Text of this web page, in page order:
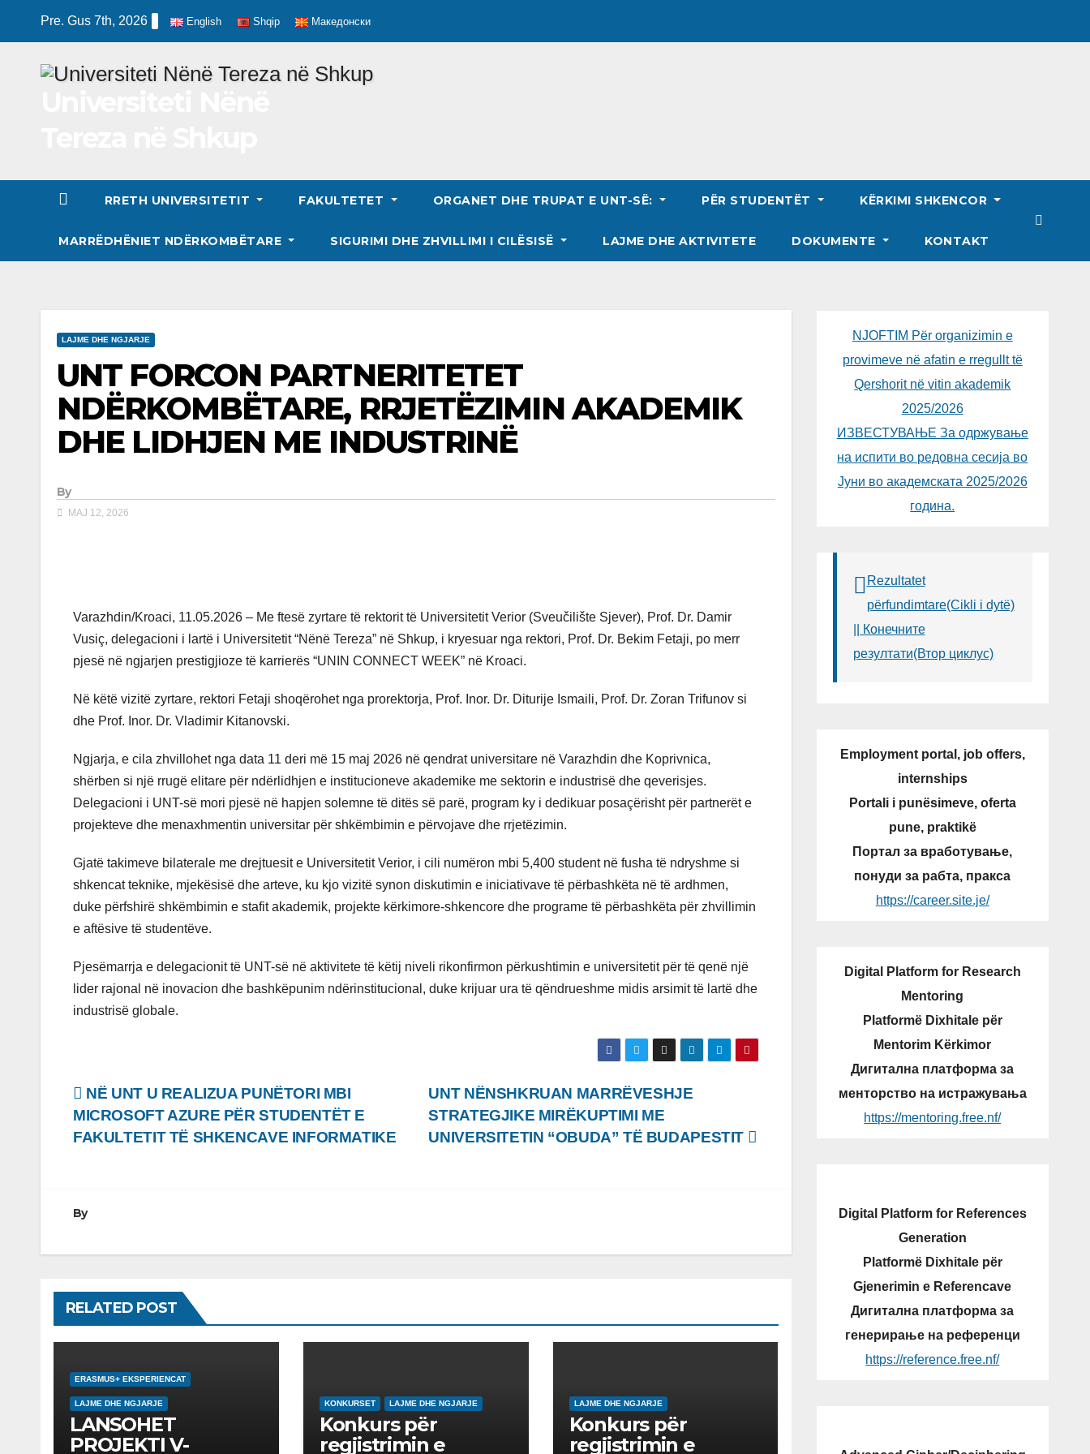
Pre. Gus 7th, 2026 English Shqip Македонски
RRETH UNIVERSITETIT FAKULTETET ORGANET DHE TRUPAT E UNT-SË: PËR STUDENTËT KËRKIMI SHKENCOR
MARRËDHËNIET NDËRKOMBËTARE SIGURIMI DHE ZHVILLIMI I CILËSISË LAJME DHE AKTIVITETE DOKUMENTE KONTAKT
LAJME DHE NGJARJE
UNT FORCON PARTNERITETET
NDËRKOMBËTARE, RRJETËZIMIN AKADEMIK
DHE LIDHJEN ME INDUSTRINË
By
MAJ 12, 2026
Varazhdin/Kroaci, 11.05.2026 – Me ftesë zyrtare të rektorit të Universitetit Verior (Sveučilište Sjever), Prof. Dr. Damir
Vusiç, delegacioni i lartë i Universitetit “Nënë Tereza” në Shkup, i kryesuar nga rektori, Prof. Dr. Bekim Fetaji, po merr
pjesë në ngjarjen prestigjioze të karrierës “UNIN CONNECT WEEK” në Kroaci.
Në këtë vizitë zyrtare, rektori Fetaji shoqërohet nga prorektorja, Prof. Inor. Dr. Diturije Ismaili, Prof. Dr. Zoran Trifunov si
dhe Prof. Inor. Dr. Vladimir Kitanovski.
Ngjarja, e cila zhvillohet nga data 11 deri më 15 maj 2026 në qendrat universitare në Varazhdin dhe Koprivnica,
shërben si një rrugë elitare për ndërlidhjen e institucioneve akademike me sektorin e industrisë dhe qeverisjes.
Delegacioni i UNT-së mori pjesë në hapjen solemne të ditës së parë, program ky i dedikuar posaçërisht për partnerët e
projekteve dhe menaxhmentin universitar për shkëmbimin e përvojave dhe rrjetëzimin.
Gjatë takimeve bilaterale me drejtuesit e Universitetit Verior, i cili numëron mbi 5,400 student në fusha të ndryshme si
shkencat teknike, mjekësisë dhe arteve, ku kjo vizitë synon diskutimin e iniciativave të përbashkëta në të ardhmen,
duke përfshirë shkëmbimin e stafit akademik, projekte kërkimore-shkencore dhe programe të përbashkëta për zhvillimin
e aftësive të studentëve.
Pjesëmarrja e delegacionit të UNT-së në aktivitete të këtij niveli rikonfirmon përkushtimin e universitetit për të qenë një
lider rajonal në inovacion dhe bashkëpunim ndërinstitucional, duke krijuar ura të qëndrueshme midis arsimit të lartë dhe
industrisë globale.
Lëvizje
te
UNT NËNSHKRUAN MARRËVESHJE
STRATEGJIKE MIRËKUPTIMI ME
UNIVERSITETIN “OBUDA” TË BUDAPESTIT
NË UNT U REALIZUA PUNËTORI MBI
MICROSOFT AZURE PËR STUDENTËT E
FAKULTETIT TË SHKENCAVE INFORMATIKE
By
RELATED POST
ERASMUS+ EKSPERIENCAT
LAJME DHE NGJARJE
LANSOHET
PROJEKTI V-
KONKURSET LAJME DHE NGJARJE
Konkurs për
regjistrimin e
LAJME DHE NGJARJE
Konkurs për
regjistrimin e
NJOFTIM Për organizimin e
provimeve në afatin e rregullt të
Qershorit në vitin akademik
2025/2026
ИЗВЕСТУВАЊЕ За одржување
на испити во редовна сесија во
Јуни во академската 2025/2026
година.
Rezultatet
përfundimtare(Cikli i dytë)
|| Конечните
резултати(Втор циклус)
Employment portal, job offers,
internships
Portali i punësimeve, oferta
pune, praktikë
Портал за вработување,
понуди за рабта, пракса
https://career.site.je/
Digital Platform for Research
Mentoring
Platformë Dixhitale për
Mentorim Kërkimor
Дигитална платформа за
менторство на истражувања
https://mentoring.free.nf/
Digital Platform for References
Generation
Platformë Dixhitale për
Gjenerimin e Referencave
Дигитална платформа за
генерирање на референци
https://reference.free.nf/